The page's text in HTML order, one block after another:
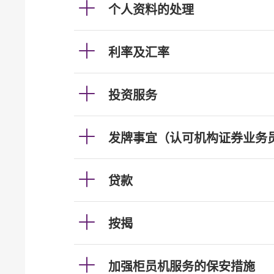
个人资料的处理
利率及汇率
投资服务
发牌事宜（认可机构证券业务
贷款
按揭
加强柜员机服务的保安措施